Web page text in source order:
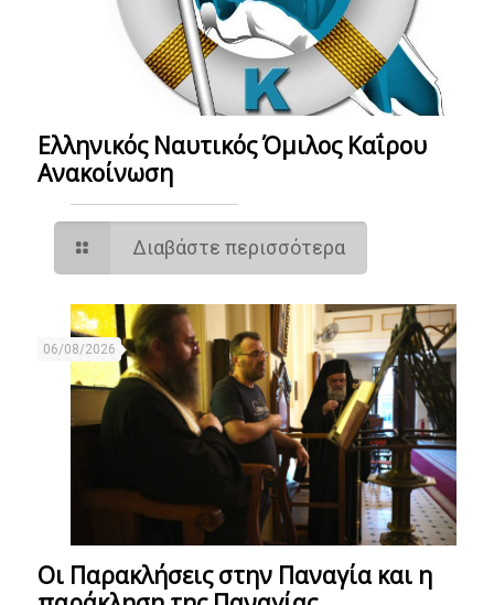
Ελληνικός Ναυτικός Όμιλος Καΐρου
Ανακοίνωση
Διαβάστε περισσότερα
06/08/2026
Οι Παρακλήσεις στην Παναγία και η